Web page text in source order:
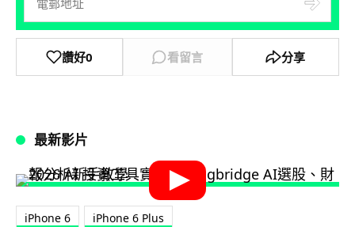
讚好0 看留言 分享
最新影片
iPhone 6 iPhone 6 Plus